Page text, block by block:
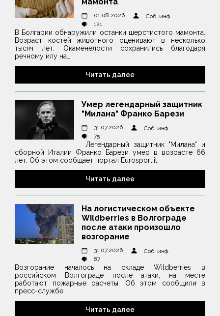
01.08.2026
Соб. инф.
121
В Болгарии обнаружили останки шерстистого мамонта.
Возраст костей животного оценивают в несколько
тысяч лет. Окаменелости сохранились благодаря
речному илу на…
Читать далее
Умер легендарный защитник
"Милана" Франко Барези
31.07.2026
Соб. инф.
75
Легендарный защитник "Милана" и
сборной Италии Франко Барези умер в возрасте 66
лет. Об этом сообщает портал Eurosport.it.
Читать далее
На логистическом объекте
Wildberries в Волгограде
после атаки произошло
возгорание
31.07.2026
Соб. инф.
87
Возгорание началось на складе Wildberries в
российском Волгограде после атаки, на месте
работают пожарные расчеты. Об этом сообщили в
пресс-службе…
Читать далее